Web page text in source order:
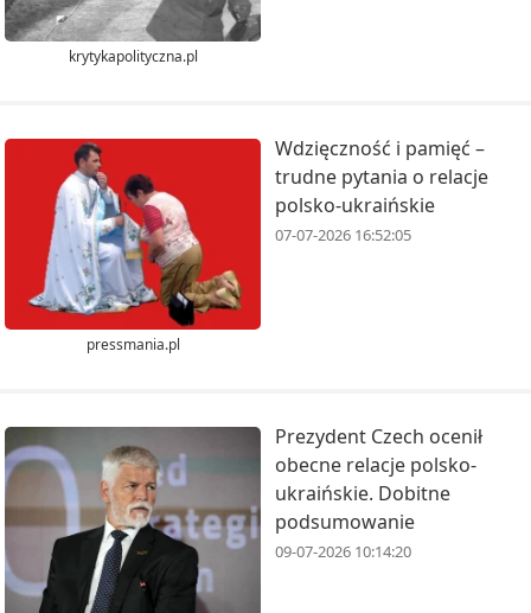
krytykapolityczna.pl
pressmania.pl
Wdzięczność i pamięć –
trudne pytania o relacje
polsko-ukraińskie
07-07-2026 16:52:05
Prezydent Czech ocenił
obecne relacje polsko-
ukraińskie. Dobitne
podsumowanie
09-07-2026 10:14:20